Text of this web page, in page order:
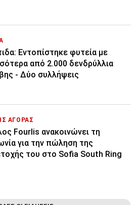
Εντοπίστηκε φυτεία με
από 2.000 δενδρύλλια
- Δύο συλλήψεις
ΑΓΟΡΑΣ
Fourlis ανακοινώνει τη
για την πώληση της
του στο Sofia South Ring